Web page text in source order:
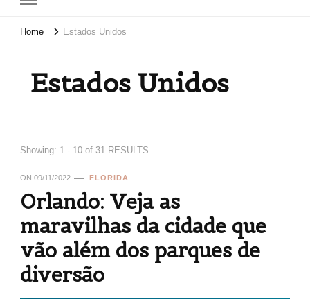
Home Estados Unidos
Estados Unidos
Showing: 1 - 10 of 31 RESULTS
ON 09/11/2022 FLORIDA
Orlando: Veja as
maravilhas da cidade que
vão além dos parques de
diversão